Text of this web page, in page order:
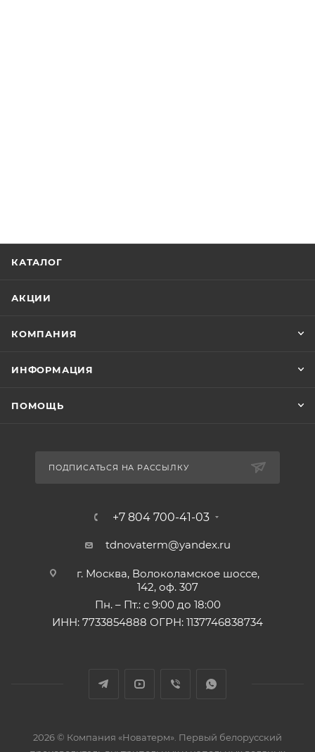
КАТАЛОГ
АКЦИИ
КОМПАНИЯ
ИНФОРМАЦИЯ
ПОМОЩЬ
ПОДПИСАТЬСЯ НА РАССЫЛКУ
+7 804 700-41-03
tdnovaterm@yandex.ru
г. Москва, Волоколамское шоссе,
142, оф. 307
Пн. – Пт.: с 9:00 до 18:00
ИНН: 7733854888 ОГРН: 1137746838734
2026 © Компания «Новатерм». Первый белорусский